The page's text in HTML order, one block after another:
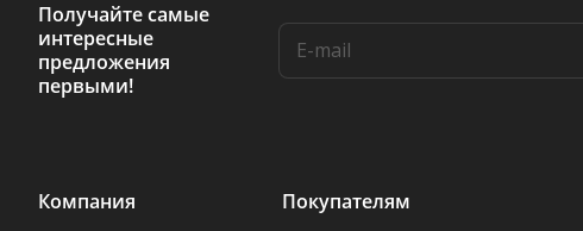
Получайте самые
интересные
предложения
первыми!
Компания Покупателям